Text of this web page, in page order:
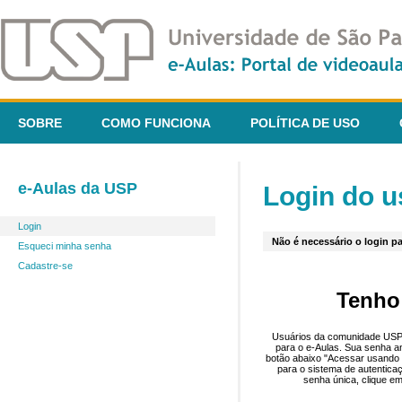
SOBRE COMO FUNCIONA POLÍTICA DE USO
e-Aulas da USP
Login
Esqueci minha senha
Cadastre-se
Login do
Não é necessário o login
Usuários da comunidade
para o e-Aulas. Sua senha
botão abaixo "Acessar
para o sistema de
senha única, clique